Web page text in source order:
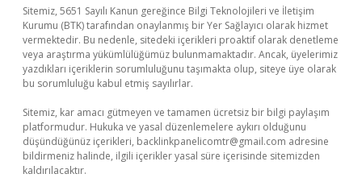
Sitemiz, 5651 Sayılı Kanun gereğince Bilgi Teknolojileri ve İletişim
Kurumu (BTK) tarafından onaylanmış bir Yer Sağlayıcı olarak hizmet
vermektedir. Bu nedenle, sitedeki içerikleri proaktif olarak denetleme
veya araştırma yükümlülüğümüz bulunmamaktadır. Ancak, üyelerimiz
yazdıkları içeriklerin sorumluluğunu taşımakta olup, siteye üye olarak
bu sorumluluğu kabul etmiş sayılırlar.
Sitemiz, kar amacı gütmeyen ve tamamen ücretsiz bir bilgi paylaşım
platformudur. Hukuka ve yasal düzenlemelere aykırı olduğunu
düşündüğünüz içerikleri, backlinkpanelicomtr@gmail.com adresine
bildirmeniz halinde, ilgili içerikler yasal süre içerisinde sitemizden
kaldırılacaktır.